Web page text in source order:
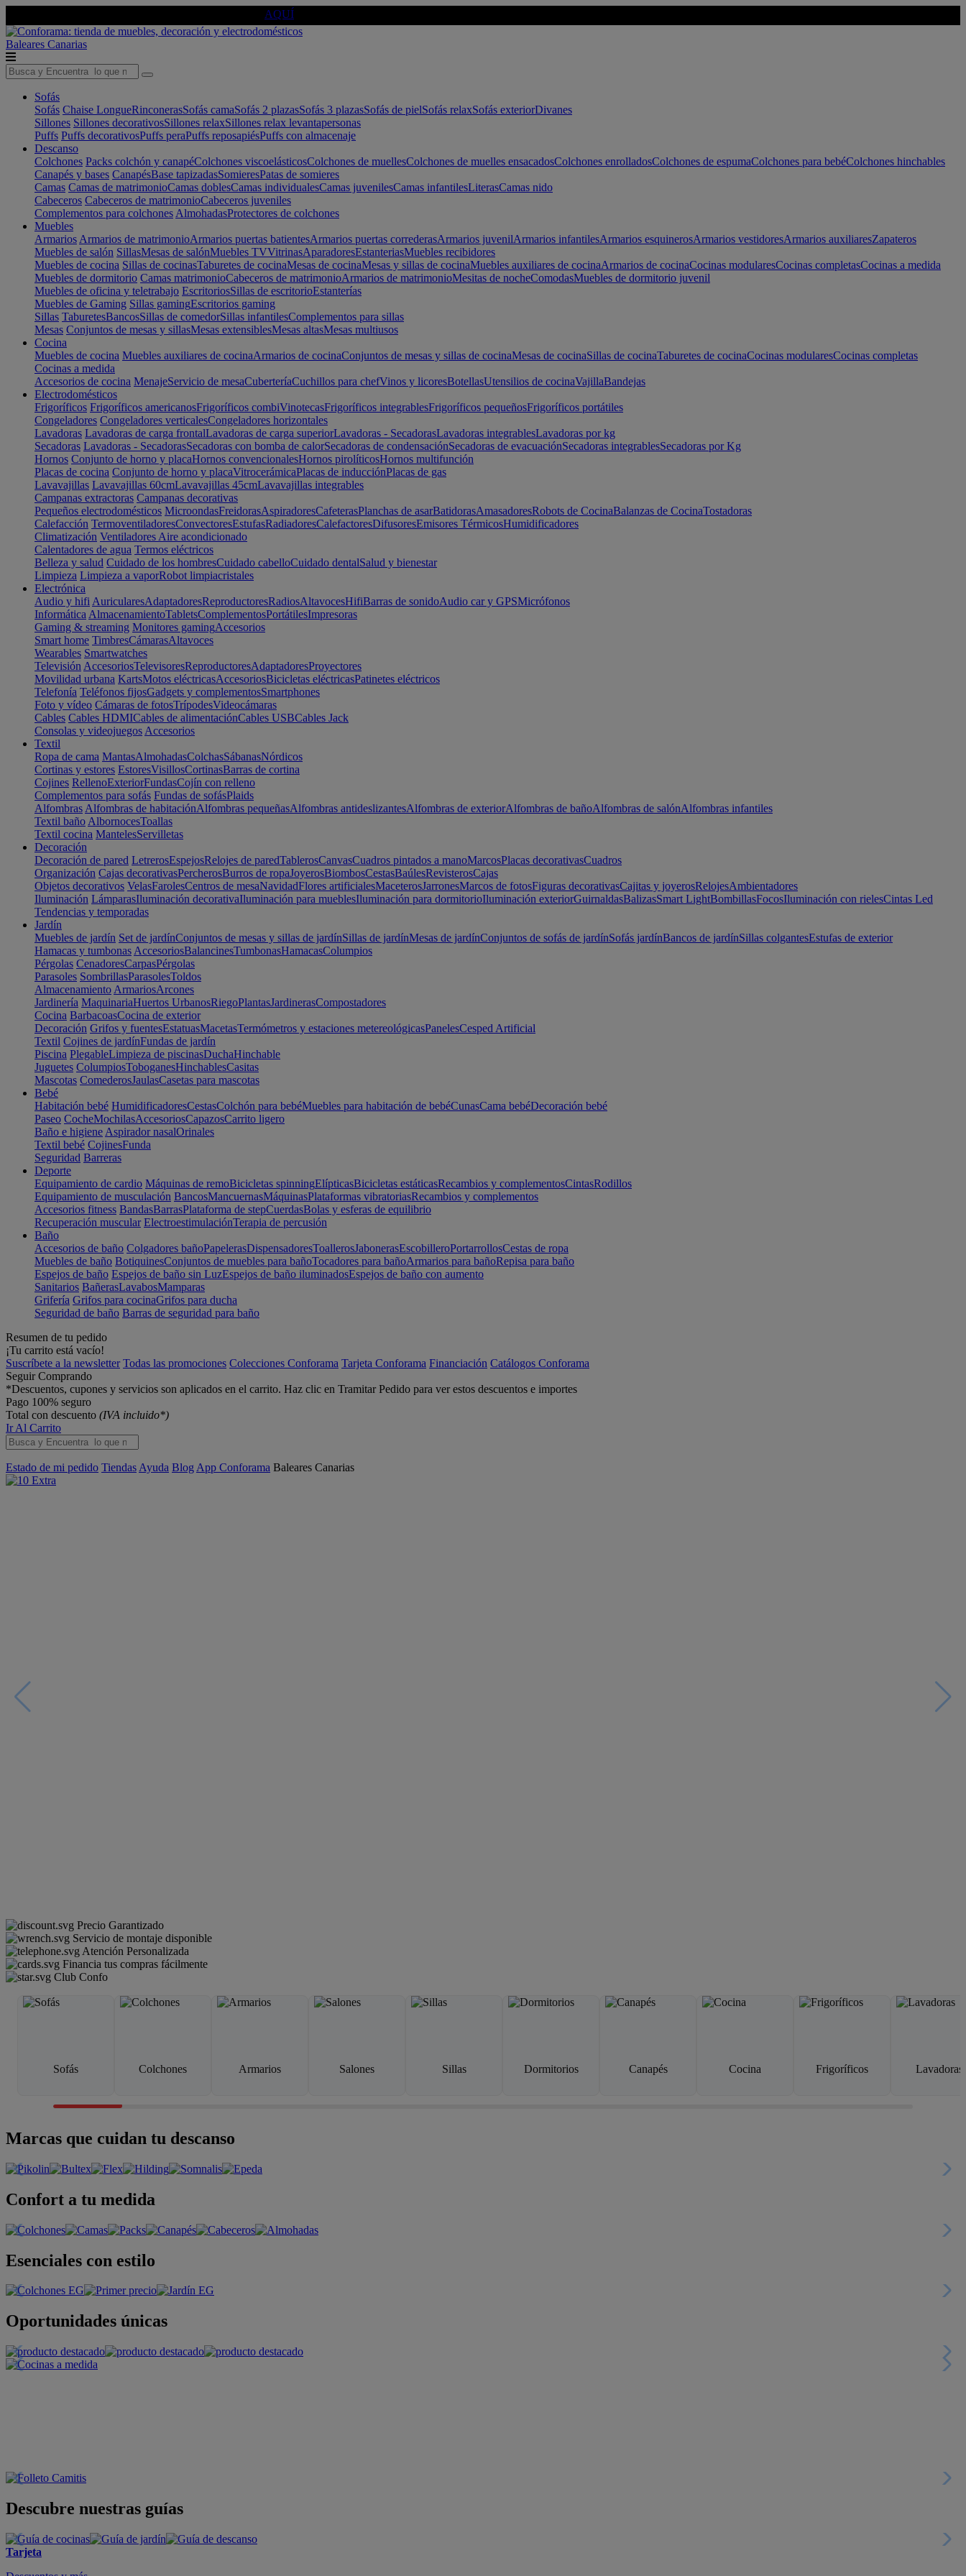
AQUÍ
Baleares Canarias
Sofás
Sofás Chaise LongueRinconerasSofás camaSofás 2 plazasSofás 3 plazasSofás de pielSofás relaxSofás exteriorDivanes
Sillones Sillones decorativosSillones relaxSillones relax levantapersonas
Puffs Puffs decorativosPuffs peraPuffs reposapiésPuffs con almacenaje
Descanso
Colchones Packs colchón y canapéColchones viscoelásticosColchones de muellesColchones de muelles ensacadosColchones enrolladosColchones de espumaColchones para bebéColchones hinchables
Canapés y bases CanapésBase tapizadasSomieresPatas de somieres
Camas Camas de matrimonioCamas doblesCamas individualesCamas juvenilesCamas infantilesLiterasCamas nido
Cabeceros Cabeceros de matrimonioCabeceros juveniles
Complementos para colchones AlmohadasProtectores de colchones
Muebles
Armarios Armarios de matrimonioArmarios puertas batientesArmarios puertas correderasArmarios juvenilArmarios infantilesArmarios esquinerosArmarios vestidoresArmarios auxiliaresZapateros
Muebles de salón SillasMesas de salónMuebles TVVitrinasAparadoresEstanteriasMuebles recibidores
Muebles de cocina Sillas de cocinasTaburetes de cocinaMesas de cocinaMesas y sillas de cocinaMuebles auxiliares de cocinaArmarios de cocinaCocinas modularesCocinas completasCocinas a medida
Muebles de dormitorio Camas matrimonioCabeceros de matrimonioArmarios de matrimonioMesitas de nocheComodasMuebles de dormitorio juvenil
Muebles de oficina y teletrabajo EscritoriosSillas de escritorioEstanterías
Muebles de Gaming Sillas gamingEscritorios gaming
Sillas TaburetesBancosSillas de comedorSillas infantilesComplementos para sillas
Mesas Conjuntos de mesas y sillasMesas extensiblesMesas altasMesas multiusos
Cocina
Muebles de cocina Muebles auxiliares de cocinaArmarios de cocinaConjuntos de mesas y sillas de cocinaMesas de cocinaSillas de cocinaTaburetes de cocinaCocinas modularesCocinas completas
Cocinas a medida
Accesorios de cocina MenajeServicio de mesaCuberteríaCuchillos para chefVinos y licoresBotellasUtensilios de cocinaVajillaBandejas
Electrodomésticos
Frigoríficos Frigoríficos americanosFrigoríficos combiVinotecasFrigoríficos integrablesFrigoríficos pequeñosFrigoríficos portátiles
Congeladores Congeladores verticalesCongeladores horizontales
Lavadoras Lavadoras de carga frontalLavadoras de carga superiorLavadoras - SecadorasLavadoras integrablesLavadoras por kg
Secadoras Lavadoras - SecadorasSecadoras con bomba de calorSecadoras de condensaciónSecadoras de evacuaciónSecadoras integrablesSecadoras por Kg
Hornos Conjunto de horno y placaHornos convencionalesHornos pirolíticosHornos multifunción
Placas de cocina Conjunto de horno y placaVitrocerámicaPlacas de inducciónPlacas de gas
Lavavajillas Lavavajillas 60cmLavavajillas 45cmLavavajillas integrables
Campanas extractoras Campanas decorativas
Pequeños electrodomésticos MicroondasFreidorasAspiradoresCafeterasPlanchas de asarBatidorasAmasadoresRobots de CocinaBalanzas de CocinaTostadoras
Calefacción TermoventiladoresConvectoresEstufasRadiadoresCalefactoresDifusoresEmisores TérmicosHumidificadores
Climatización Ventiladores Aire acondicionado
Calentadores de agua Termos eléctricos
Belleza y salud Cuidado de los hombresCuidado cabelloCuidado dentalSalud y bienestar
Limpieza Limpieza a vaporRobot limpiacristales
Electrónica
Audio y hifi AuricularesAdaptadoresReproductoresRadiosAltavocesHifiBarras de sonidoAudio car y GPSMicrófonos
Informática AlmacenamientoTabletsComplementosPortátilesImpresoras
Gaming & streaming Monitores gamingAccesorios
Smart home TimbresCámarasAltavoces
Wearables Smartwatches
Televisión AccesoriosTelevisoresReproductoresAdaptadoresProyectores
Movilidad urbana KartsMotos eléctricasAccesoriosBicicletas eléctricasPatinetes eléctricos
Telefonía Teléfonos fijosGadgets y complementosSmartphones
Foto y vídeo Cámaras de fotosTrípodesVideocámaras
Cables Cables HDMICables de alimentaciónCables USBCables Jack
Consolas y videojuegos Accesorios
Textil
Ropa de cama MantasAlmohadasColchasSábanasNórdicos
Cortinas y estores EstoresVisillosCortinasBarras de cortina
Cojines RellenoExteriorFundasCojín con relleno
Complementos para sofás Fundas de sofásPlaids
Alfombras Alfombras de habitaciónAlfombras pequeñasAlfombras antideslizantesAlfombras de exteriorAlfombras de bañoAlfombras de salónAlfombras infantiles
Textil baño AlbornocesToallas
Textil cocina MantelesServilletas
Decoración
Decoración de pared LetrerosEspejosRelojes de paredTablerosCanvasCuadros pintados a manoMarcosPlacas decorativasCuadros
Organización Cajas decorativasPercherosBurros de ropaJoyerosBiombosCestasBaúlesRevisterosCajas
Objetos decorativos VelasFarolesCentros de mesaNavidadFlores artificialesMaceterosJarronesMarcos de fotosFiguras decorativasCajitas y joyerosRelojesAmbientadores
Iluminación LámparasIluminación decorativaIluminación para mueblesIluminación para dormitorioIluminación exteriorGuirnaldasBalizasSmart LightBombillasFocosIluminación con rielesCintas Led
Tendencias y temporadas
Jardín
Muebles de jardín Set de jardínConjuntos de mesas y sillas de jardínSillas de jardínMesas de jardínConjuntos de sofás de jardínSofás jardínBancos de jardínSillas colgantesEstufas de exterior
Hamacas y tumbonas AccesoriosBalancinesTumbonasHamacasColumpios
Pérgolas CenadoresCarpasPérgolas
Parasoles SombrillasParasolesToldos
Almacenamiento ArmariosArcones
Jardinería MaquinariaHuertos UrbanosRiegoPlantasJardinerasCompostadores
Cocina BarbacoasCocina de exterior
Decoración Grifos y fuentesEstatuasMacetasTermómetros y estaciones metereológicasPanelesCesped Artificial
Textil Cojines de jardínFundas de jardín
Piscina PlegableLimpieza de piscinasDuchaHinchable
Juguetes ColumpiosToboganesHinchablesCasitas
Mascotas ComederosJaulasCasetas para mascotas
Bebé
Habitación bebé HumidificadoresCestasColchón para bebéMuebles para habitación de bebéCunasCama bebéDecoración bebé
Paseo CocheMochilasAccesoriosCapazosCarrito ligero
Baño e higiene Aspirador nasalOrinales
Textil bebé CojinesFunda
Seguridad Barreras
Deporte
Equipamiento de cardio Máquinas de remoBicicletas spinningElípticasBicicletas estáticasRecambios y complementosCintasRodillos
Equipamiento de musculación BancosMancuernasMáquinasPlataformas vibratoriasRecambios y complementos
Accesorios fitness BandasBarrasPlataforma de stepCuerdasBolas y esferas de equilibrio
Recuperación muscular ElectroestimulaciónTerapia de percusión
Baño
Accesorios de baño Colgadores bañoPapelerasDispensadoresToallerosJabonerasEscobilleroPortarrollosCestas de ropa
Muebles de baño BotiquinesConjuntos de muebles para bañoTocadores para bañoArmarios para bañoRepisa para baño
Espejos de baño Espejos de baño sin LuzEspejos de baño iluminadosEspejos de baño con aumento
Sanitarios BañerasLavabosMamparas
Grifería Grifos para cocinaGrifos para ducha
Seguridad de baño Barras de seguridad para baño
Resumen de tu pedido
¡Tu carrito está vacío!
Suscríbete a la newsletter Todas las promociones Colecciones Conforama Tarjeta Conforama Financiación Catálogos Conforama
Seguir Comprando
*Descuentos, cupones y servicios son aplicados en el carrito. Haz clic en Tramitar Pedido para ver estos descuentos e importes
Pago 100% seguro
Total con descuento (IVA incluido*)
Ir Al Carrito
Estado de mi pedido Tiendas Ayuda Blog App Conforama Baleares Canarias
Precio Garantizado
Servicio de montaje disponible
Atención Personalizada
Financia tus compras fácilmente
Club Confo
Sofás Colchones Armarios Salones Sillas Dormitorios Canapés Cocina Frigoríficos Lavadoras
Marcas que cuidan tu descanso
Confort a tu medida
Esenciales con estilo
Oportunidades únicas
Descubre nuestras guías
Tarjeta